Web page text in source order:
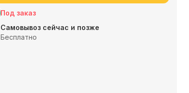
Под заказ
Самовывоз сейчас и позже
Бесплатно